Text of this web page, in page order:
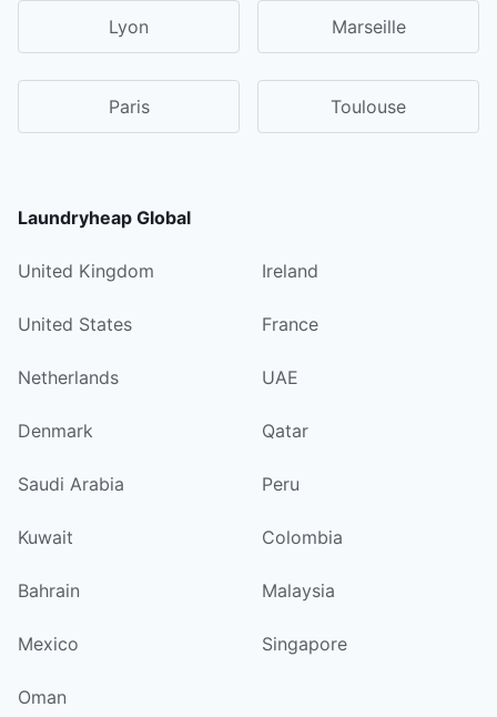
Lyon Marseille
Paris Toulouse
Laundryheap Global
United Kingdom Ireland
United States France
Netherlands UAE
Denmark Qatar
Saudi Arabia Peru
Kuwait Colombia
Bahrain Malaysia
Mexico Singapore
Oman